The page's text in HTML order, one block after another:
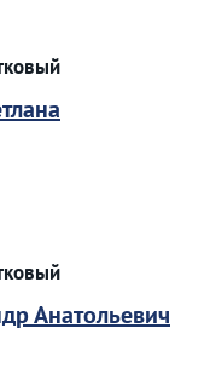
Анатольевич